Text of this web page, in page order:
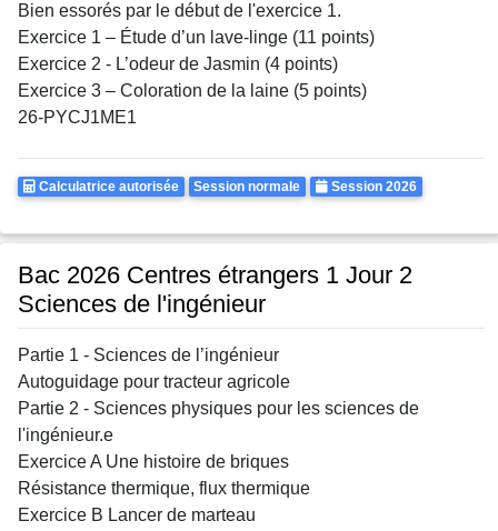
Bien essorés par le début de l'exercice 1.
Exercice 1 – Étude d’un lave-linge (11 points)
Exercice 2 - L’odeur de Jasmin (4 points)
Exercice 3 – Coloration de la laine (5 points)
26-PYCJ1ME1
Calculatrice
Calculatrice autorisée Rattrapages
Session normale Annee
Session 2026
Bac 2026 Centres étrangers 1 Jour 2
Sciences de l'ingénieur
Partie 1 - Sciences de l’ingénieur
Autoguidage pour tracteur agricole
Partie 2 - Sciences physiques pour les sciences de
l'ingénieur.e
Exercice A Une histoire de briques
Résistance thermique, flux thermique
Exercice B Lancer de marteau